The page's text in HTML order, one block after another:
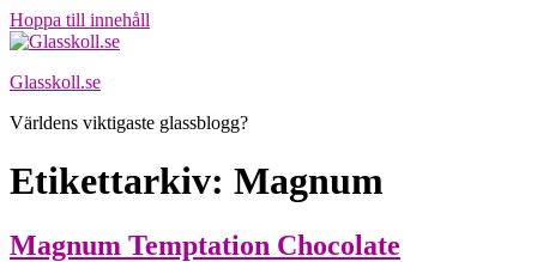
Hoppa till innehåll
Glasskoll.se
Världens viktigaste glassblogg?
Etikettarkiv: Magnum
Magnum Temptation Chocolate